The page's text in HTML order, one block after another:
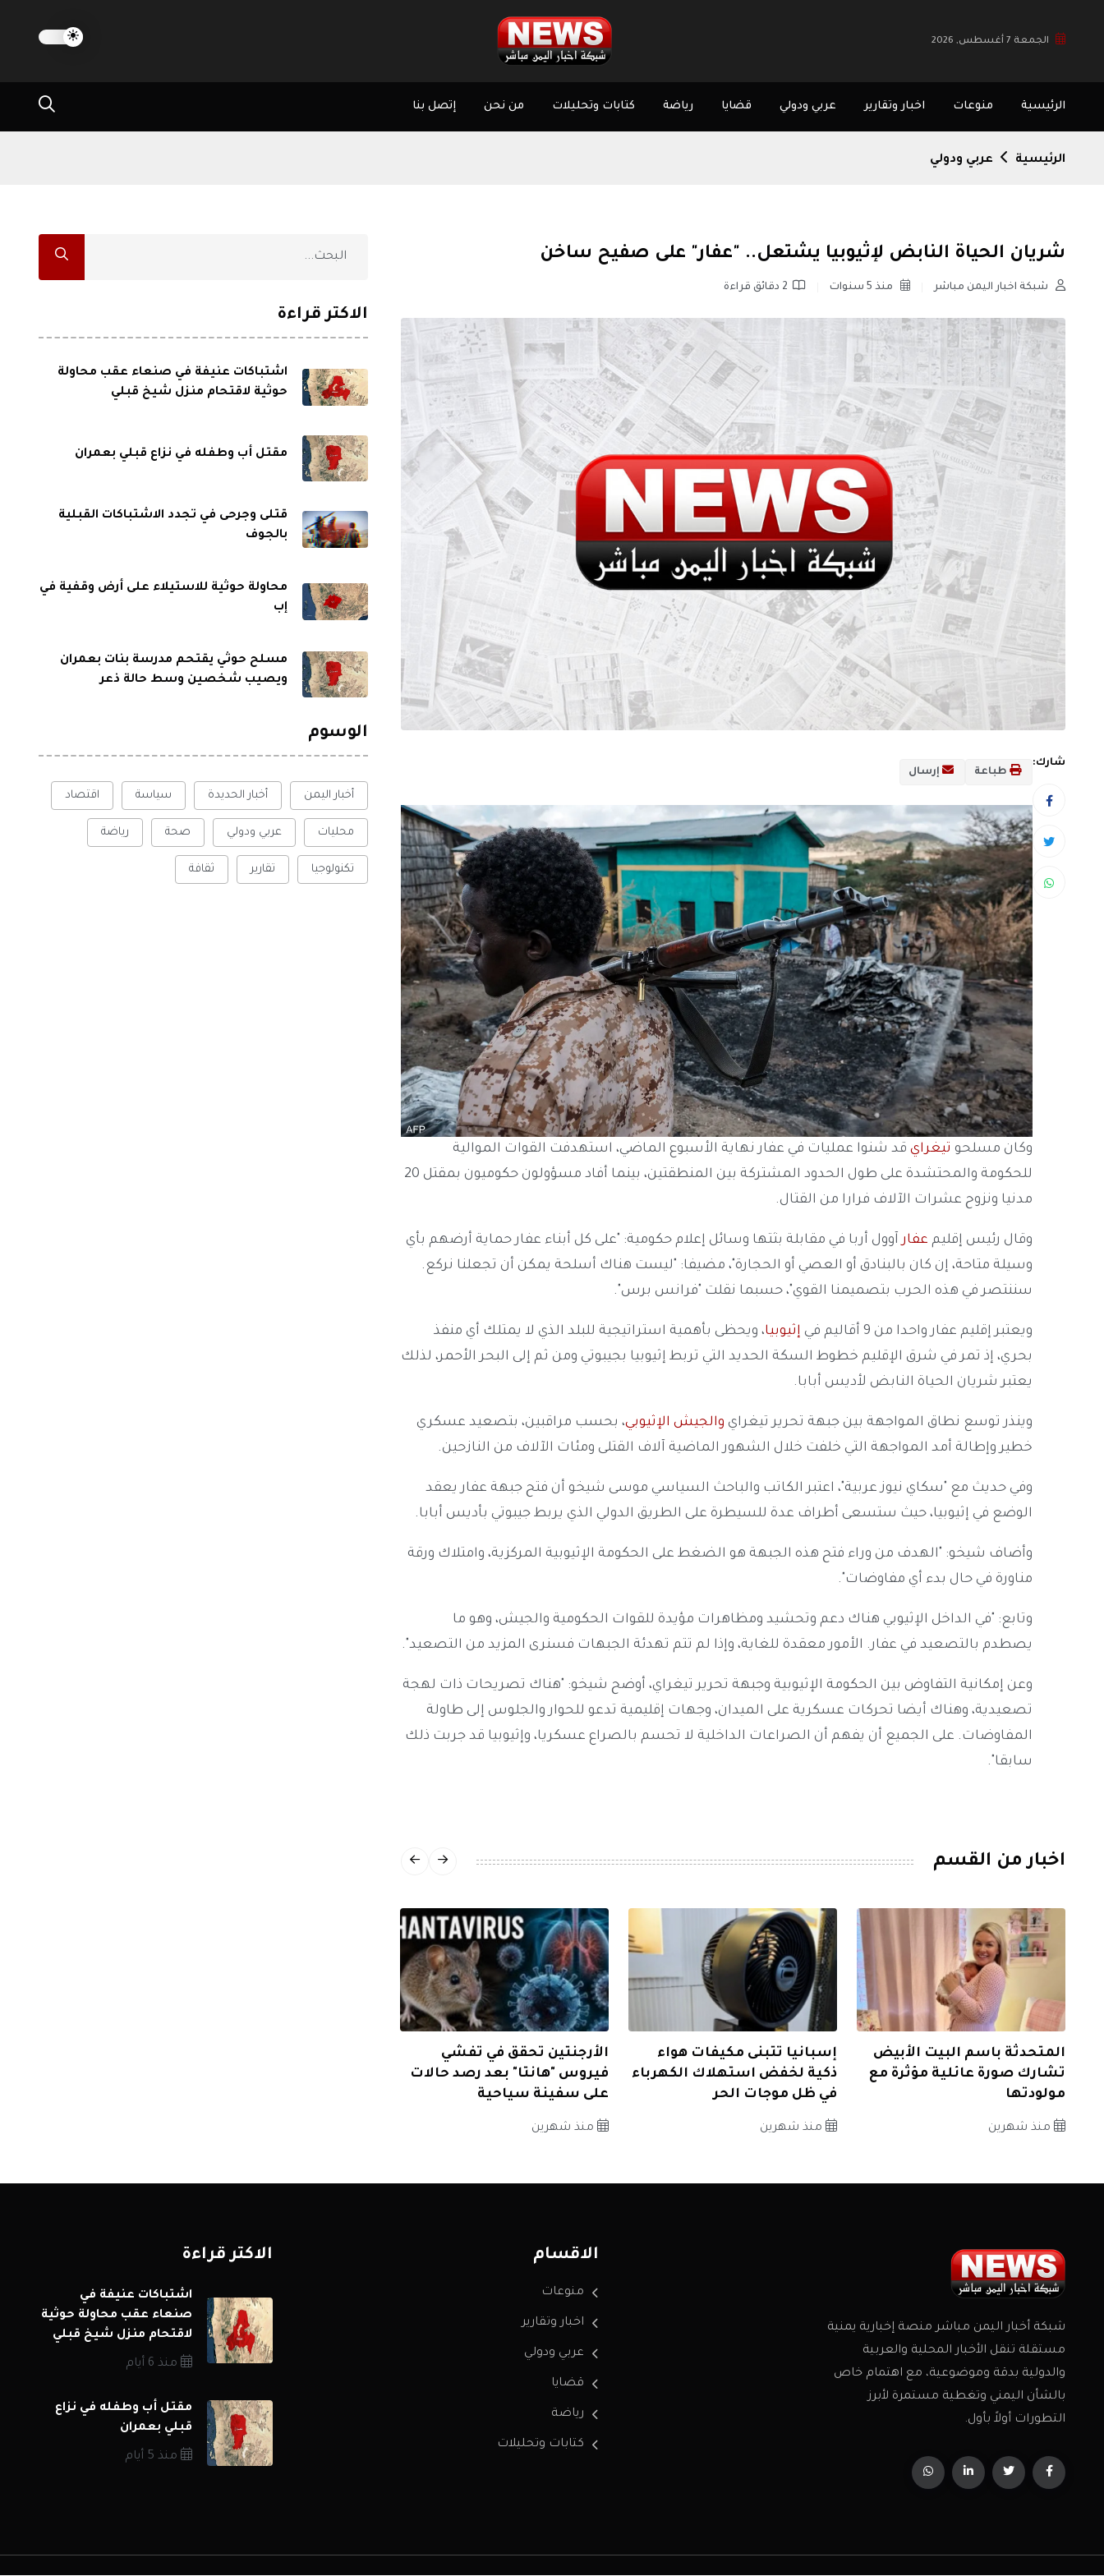
الجمعة 7 أغسطس, 2026
الرئيسية منوعات اخبار وتقارير عربي ودولي قضايا رياضة كتابات وتحليلات من نحن إتصل بنا
الرئيسية عربي ودولي
شريان الحياة النابض لإثيوبيا يشتعل.. "عفار" على صفيح ساخن
شبكة اخبار اليمن مباشر منذ 5 سنوات 2 دقائق قراءة
شارك:
طباعة إرسال
وكان مسلحو تيغراي قد شنوا عمليات في عفار نهاية الأسبوع الماضي، استهدفت القوات الموالية
للحكومة والمحتشدة على طول الحدود المشتركة بين المنطقتين، بينما أفاد مسؤولون حكوميون بمقتل 20
مدنيا ونزوح عشرات الآلاف فرارا من القتال.
وقال رئيس إقليم عفارآوول أربا في مقابلة بثتها وسائل إعلام حكومية: "على كل أبناء عفار حماية أرضهم بأي
وسيلة متاحة، إن كان بالبنادق أو العصي أو الحجارة"، مضيفا: "ليست هناك أسلحة يمكن أن تجعلنا نركع.
سننتصر في هذه الحرب بتصميمنا القوي"، حسبما نقلت "فرانس برس".
ويعتبر إقليم عفار واحدا من 9 أقاليم في إثيوبيا، ويحظى بأهمية استراتيجية للبلد الذي لا يمتلك أي منفذ
بحري، إذ تمر في شرق الإقليم خطوط السكة الحديد التي تربط إثيوبيا بجيبوتي ومن ثم إلى البحر الأحمر، لذلك
يعتبر شريان الحياة النابض لأديس أبابا.
وينذر توسع نطاق المواجهة بين جبهة تحرير تيغراي والجيش الإثيوبي، بحسب مراقبين، بتصعيد عسكري
خطير وإطالة أمد المواجهة التي خلفت خلال الشهور الماضية آلاف القتلى ومئات الآلاف من النازحين.
وفي حديث مع "سكاي نيوز عربية"، اعتبر الكاتب والباحث السياسي موسى شيخو أن فتح جبهة عفار يعقد
الوضع في إثيوبيا، حيث ستسعى أطراف عدة للسيطرة على الطريق الدولي الذي يربط جيبوتي بأديس أبابا.
وأضاف شيخو: "الهدف من وراء فتح هذه الجبهة هو الضغط على الحكومة الإثيوبية المركزية، وامتلاك ورقة
مناورة في حال بدء أي مفاوضات".
وتابع: "في الداخل الإثيوبي هناك دعم وتحشيد ومظاهرات مؤيدة للقوات الحكومية والجيش، وهو ما
يصطدم بالتصعيد في عفار. الأمور معقدة للغاية، وإذا لم تتم تهدئة الجبهات فسنرى المزيد من التصعيد".
وعن إمكانية التفاوض بين الحكومة الإثيوبية وجبهة تحرير تيغراي، أوضح شيخو: "هناك تصريحات ذات لهجة
تصعيدية، وهناك أيضا تحركات عسكرية على الميدان، وجهات إقليمية تدعو للحوار والجلوس إلى طاولة
المفاوضات. على الجميع أن يفهم أن الصراعات الداخلية لا تحسم بالصراع عسكريا، وإثيوبيا قد جربت ذلك
سابقا".
اخبار من القسم
المتحدثة باسم البيت الأبيض
تشارك صورة عائلية مؤثرة مع
مولودتها
منذ شهرين
إسبانيا تتبنى مكيفات هواء
ذكية لخفض استهلاك الكهرباء
في ظل موجات الحر
منذ شهرين
الأرجنتين تحقق في تفشي
فيروس "هانتا" بعد رصد حالات
على سفينة سياحية
منذ شهرين
الاكثر قراءة
اشتباكات عنيفة في صنعاء عقب محاولة
حوثية لاقتحام منزل شيخ قبلي
مقتل أب وطفله في نزاع قبلي بعمران
قتلى وجرحى في تجدد الاشتباكات القبلية
بالجوف
محاولة حوثية للاستيلاء على أرض وقفية في
إب
مسلح حوثي يقتحم مدرسة بنات بعمران
ويصيب شخصين وسط حالة ذعر
الوسوم
أخبار اليمن أخبار الحديدة سياسة اقتصاد
محليات عربي ودولي صحة رياضة
تكنولوجيا تقارير ثقافة
شبكة أخبار اليمن مباشر منصة إخبارية يمنية
مستقلة تنقل الأخبار المحلية والعربية
والدولية بدقة وموضوعية، مع اهتمام خاص
بالشأن اليمني وتغطية مستمرة لأبرز
التطورات أولاً بأول.
الاقسام
منوعات
اخبار وتقارير
عربي ودولي
قضايا
رياضة
كتابات وتحليلات
الاكثر قراءة
اشتباكات عنيفة في
صنعاء عقب محاولة حوثية
لاقتحام منزل شيخ قبلي
منذ 6 أيام
مقتل أب وطفله في نزاع
قبلي بعمران
منذ 5 أيام